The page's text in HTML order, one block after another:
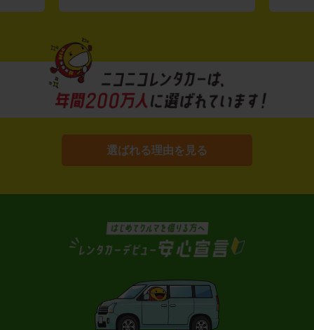
選ばれる理由を見る